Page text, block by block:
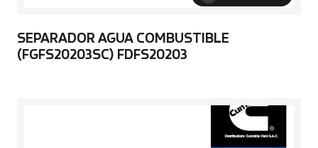
SEPARADOR AGUA COMBUSTIBLE
(FGFS20203SC) FDFS20203